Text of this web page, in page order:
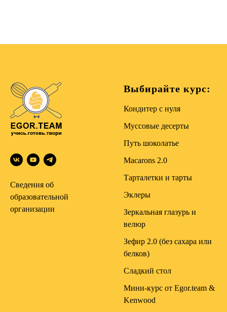
Сведения об
образовательной
организации
Выбирайте курс:
Кондитер с нуля
Муссовые десерты
Путь шоколатье
Macarons 2.0
Тарталетки и тарты
Эклеры
Зеркальная глазурь и
велюр
Зефир 2.0 (без сахара или
белков)
Сладкий стол
Мини-курс от Egor.team &
Kenwood